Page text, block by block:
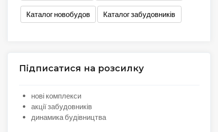
Каталог новобудов Каталог забудовників
Підписатися на розсилку
нові комплекси
акції забудовників
динамика будівництва